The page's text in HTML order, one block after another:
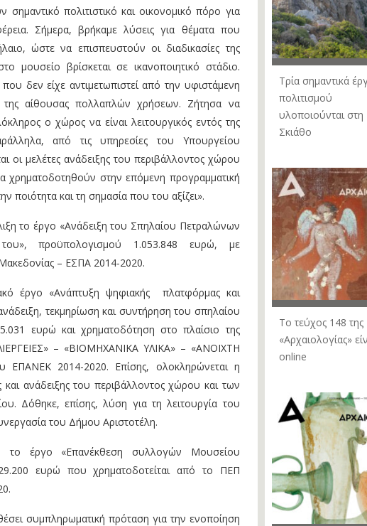
πολιτιστικό και οικονομικό πόρο για
Σήμερα, βρήκαμε λύσεις για θέματα που
ώστε να επισπευστούν οι διαδικασίες της
βρίσκεται σε ικανοποιητικό στάδιο.
δεν είχε αντιμετωπιστεί από την υφιστάμενη
αίθουσας πολλαπλών χρήσεων. Ζήτησα να
ο χώρος να είναι λειτουργικός εντός της
από τις υπηρεσίες του Υπουργείου
οι μελέτες ανάδειξης του περιβάλλοντος χώρου
χρηματοδοτηθούν στην επόμενη προγραμματική
και τη σημασία που του αξίζει».
το έργο «Ανάδειξη του Σπηλαίου Πετραλώνων
προϋπολογισμού 1.053.848 ευρώ, με
– ΕΣΠΑ 2014-2020.
έργο «Ανάπτυξη ψηφιακής πλατφόρμας και
τεκμηρίωση και συντήρηση του σπηλαίου
ευρώ και χρηματοδότηση στο πλαίσιο της
– «ΒΙΟΜΗΧΑΝΙΚΑ ΥΛΙΚΑ» – «ΑΝΟΙΧΤΗ
2014-2020. Επίσης, ολοκληρώνεται η
ανάδειξης του περιβάλλοντος χώρου και των
Δόθηκε, επίσης, λύση για τη λειτουργία του
του Δήμου Αριστοτέλη.
το έργο «Επανέκθεση συλλογών Μουσείου
ευρώ που χρηματοδοτείται από το ΠΕΠ
συμπληρωματική πρόταση για την ενοποίηση
Τρία σημαντικά
πολιτισμού
υλοποιούνται στη
Σκιάθο
Το τεύχος 148 της
«Αρχαιολογίας»
online